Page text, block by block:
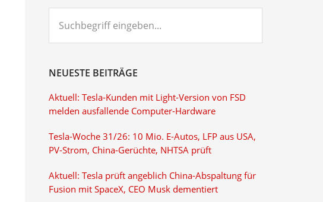
eingeben...
NEUESTE BEITRÄGE
Aktuell: Tesla-Kunden mit Light-Version von FSD
melden ausfallende Computer-Hardware
Tesla-Woche 31/26: 10 Mio. E-Autos, LFP aus USA,
PV-Strom, China-Gerüchte, NHTSA prüft
Aktuell: Tesla prüft angeblich China-Abspaltung für
Fusion mit SpaceX, CEO Musk dementiert